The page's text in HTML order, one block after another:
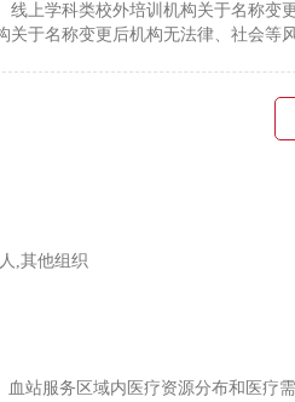
上学科类校外培训机构关于名称变
于名称变更后机构无法律、社会等
,其他组织
站服务区域内医疗资源分布和医疗